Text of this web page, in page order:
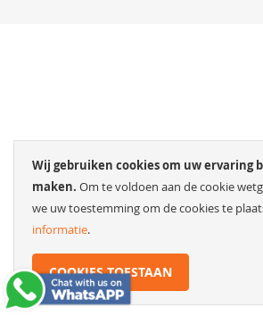
Wij gebruiken cookies om uw ervaring
maken. Om te voldoen aan de cookie
we uw toestemming om de cookies te
informatie.
COOKIES TOESTAAN